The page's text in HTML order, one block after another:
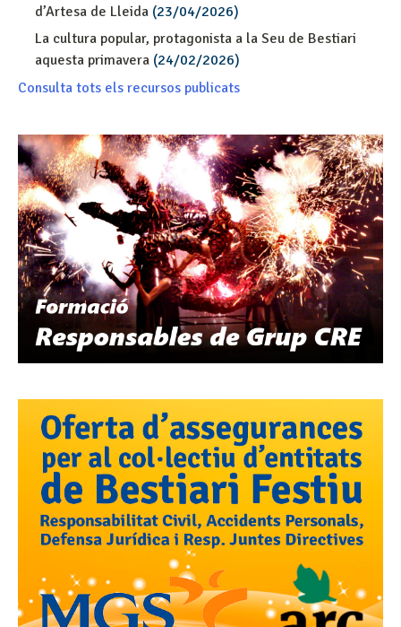
d’Artesa de Lleida (23/04/2026)
La cultura popular, protagonista a la Seu de Bestiari
aquesta primavera (24/02/2026)
Consulta tots els recursos publicats